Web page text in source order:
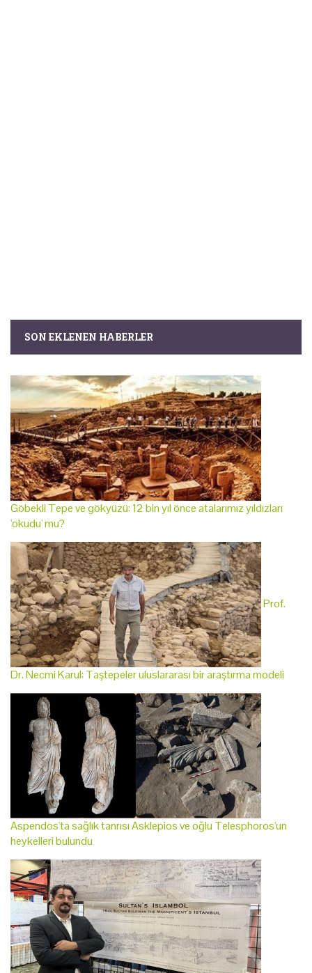
SON EKLENEN HABERLER
Göbekli Tepe ve gökyüzü: 12 bin yıl önce atalarımız yıldızları
'okudu' mu?
Prof.
Dr. Necmi Karul: Taştepeler uluslararası bir araştırma modeli
Aspendos'ta sağlık tanrısı Asklepios ve oğlu Telesphoros'un
heykelleri bulundu